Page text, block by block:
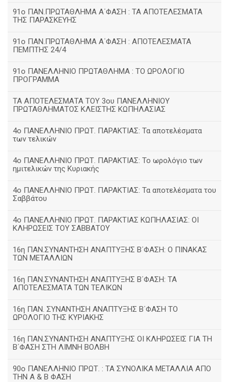
91ο ΠΑΝ.ΠΡΩΤΑΘΛΗΜΑ Α΄ΦΑΣΗ : ΤΑ ΑΠΟΤΕΛΕΣΜΑΤΑ
ΤΗΣ ΠΑΡΑΣΚΕΥΗΣ
91ο ΠΑΝ.ΠΡΩΤΑΘΛΗΜΑ Α΄ΦΑΣΗ : ΑΠΟΤΕΛΕΣΜΑΤΑ
ΠΕΜΠΤΗΣ 24/4
91ο ΠΑΝΕΛΛΗΝΙΟ ΠΡΩΤΑΘΛΗΜΑ : ΤΟ ΩΡΟΛΟΓΙΟ
ΠΡΟΓΡΑΜΜΑ
ΤΑ ΑΠΟΤΕΛΕΣΜΑΤΑ ΤΟΥ 3ου ΠΑΝΕΛΛΗΝΙΟΥ
ΠΡΩΤΑΘΛΗΜΑΤΟΣ ΚΛΕΙΣΤΗΣ ΚΩΠΗΛΑΣΙΑΣ
4ο ΠΑΝΕΛΛΗΝΙΟ ΠΡΩΤ. ΠΑΡΑΚΤΙΑΣ: Τα αποτελέσματα
των τελικών
4ο ΠΑΝΕΛΛΗΝΙΟ ΠΡΩΤ. ΠΑΡΑΚΤΙΑΣ: Το ωρολόγιο των
ημιτελικών της Κυριακής
4ο ΠΑΝΕΛΛΗΝΙΟ ΠΡΩΤ. ΠΑΡΑΚΤΙΑΣ: Τα αποτελέσματα του
Σαββάτου
4ο ΠΑΝΕΛΛΗΝΙΟ ΠΡΩΤ. ΠΑΡΑΚΤΙΑΣ ΚΩΠΗΛΑΣΙΑΣ: ΟΙ
ΚΛΗΡΩΣΕΙΣ ΤΟΥ ΣΑΒΒΑΤΟΥ
16η ΠΑΝ.ΣΥΝΑΝΤΗΣΗ ΑΝΑΠΤΥΞΗΣ Β΄ΦΑΣΗ: Ο ΠΙΝΑΚΑΣ
ΤΩΝ ΜΕΤΑΛΛΙΩΝ
16η ΠΑΝ.ΣΥΝΑΝΤΗΣΗ ΑΝΑΠΤΥΞΗΣ Β΄ΦΑΣΗ: ΤΑ
ΑΠΟΤΕΛΕΣΜΑΤΑ ΤΩΝ ΤΕΛΙΚΩΝ
16η ΠΑΝ. ΣΥΝΑΝΤΗΣΗ ΑΝΑΠΤΥΞΗΣ Β΄ΦΑΣΗ ΤΟ
ΩΡΟΛΟΓΙΟ ΤΗΣ ΚΥΡΙΑΚΗΣ
16η ΠΑΝ.ΣΥΝΑΝΤΗΣΗ ΑΝΑΠΤΥΞΗΣ ΟΙ ΚΛΗΡΩΣΕΙΣ ΓΙΑ ΤΗ
Β΄ΦΑΣΗ ΣΤΗ ΛΙΜΝΗ ΒΟΛΒΗ
90ο ΠΑΝΕΛΛΗΝΙΟ ΠΡΩΤ. : ΤΑ ΣΥΝΟΛΙΚΑ ΜΕΤΑΛΛΙΑ ΑΠΟ
ΤΗΝ Α & Β ΦΑΣΗ